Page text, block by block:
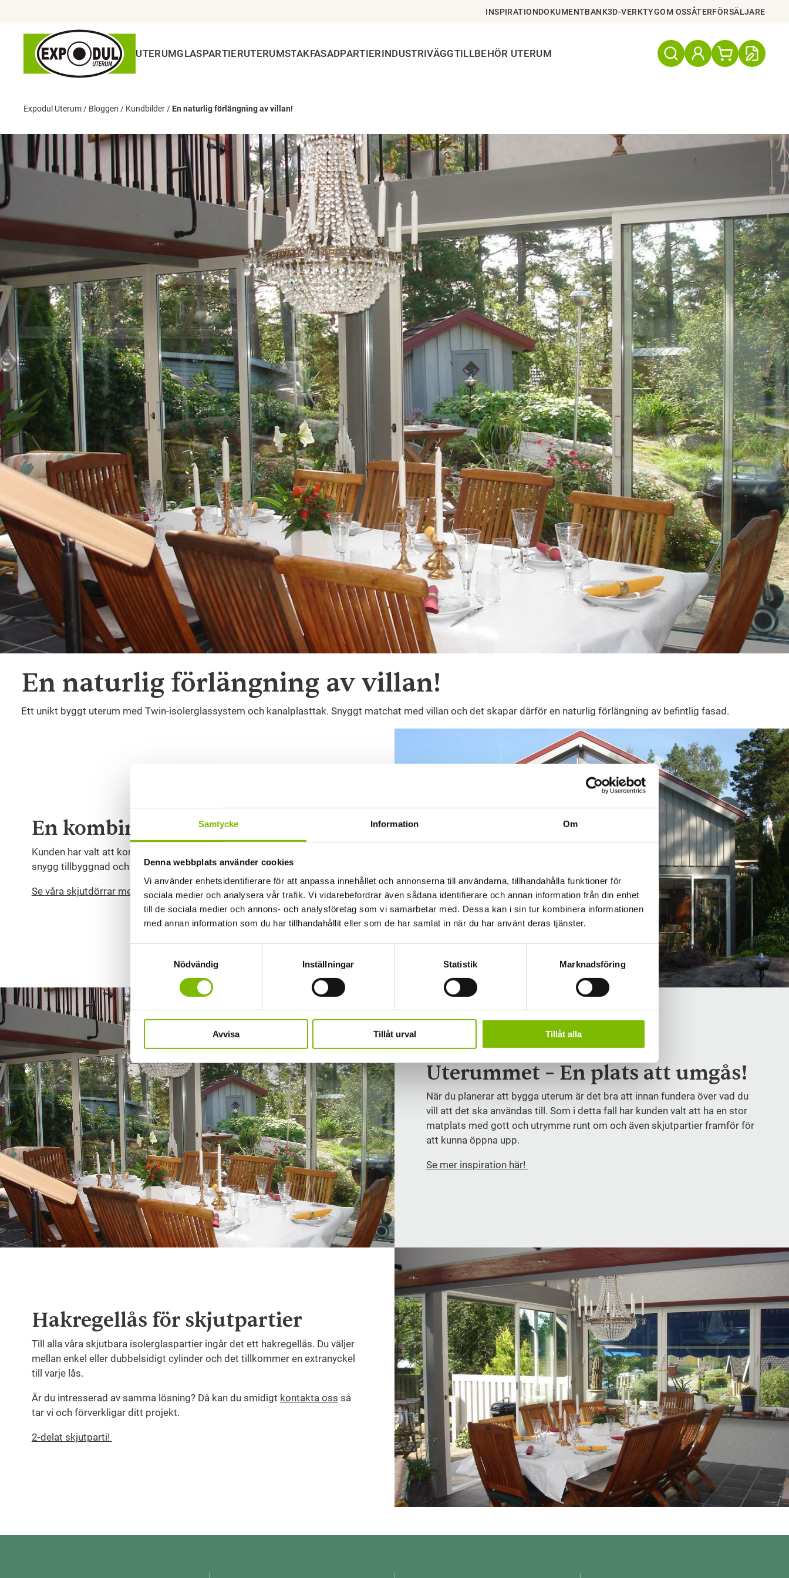
Samtycke Information Om
Denna webbplats använder cookies
Vi använder enhetsidentifierare för att anpassa innehållet och annonserna till användarna, tillhandahålla funktioner för
sociala medier och analysera vår trafik. Vi vidarebefordrar även sådana identifierare och annan information från din enhet
till de sociala medier och annons- och analysföretag som vi samarbetar med. Dessa kan i sin tur kombinera informationen
med annan information som du har tillhandahållit eller som de har samlat in när du har använt deras tjänster.
Nödvändig
Inställningar Statistik Marknadsföring
Avvisa Tillåt urval Tillåt alla
INSPIRATIONDOKUMENTBANK3D-VERKTYGOM OSSÅTERFÖRSÄLJARE
UTERUMGLASPARTIERUTERUMSTAKFASADPARTIERINDUSTRIVÄGGTILLBEHÖR UTERUM
Expodul Uterum / Bloggen / Kundbilder / En naturlig förlängning av villan!
En naturlig förlängning av villan!
Ett unikt byggt uterum med Twin-isolerglassystem och kanalplasttak. Snyggt matchat med villan och det skapar därför en naturlig förlängning av befintlig fasad.
En kombination av glaspartier
Kunden har valt att kombinera fasta och skjutbara isolerglaspartier. En
snygg tillbyggnad och en bra investering tycker vi på Expodul Uterum.
Se våra skjutdörrar med isolerglas här!
Uterummet – En plats att umgås!
När du planerar att bygga uterum är det bra att innan fundera över vad du
vill att det ska användas till. Som i detta fall har kunden valt att ha en stor
matplats med gott och utrymme runt om och även skjutpartier framför för
att kunna öppna upp.
Se mer inspiration här!
Hakregellås för skjutpartier
Till alla våra skjutbara isolerglaspartier ingår det ett hakregellås. Du väljer
mellan enkel eller dubbelsidigt cylinder och det tillkommer en extranyckel
till varje lås.
Är du intresserad av samma lösning? Då kan du smidigt kontakta oss så
tar vi och förverkligar ditt projekt.
2-delat skjutparti!